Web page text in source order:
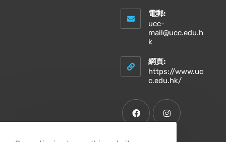
電郵:
ucc-
mail@ucc.edu.h
k
網頁:
https://www.uc
c.edu.hk/